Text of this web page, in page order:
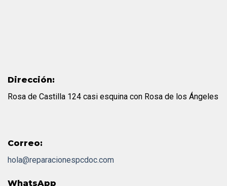
Dirección:
Rosa de Castilla 124 casi esquina con Rosa de los Ángeles
Correo:
hola@reparacionespcdoc.com
WhatsApp